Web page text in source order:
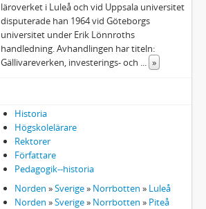
läroverket i Luleå och vid Uppsala universitet
disputerade han 1964 vid Göteborgs
universitet under Erik Lönnroths
handledning. Avhandlingen har titeln:
Gällivareverken, investerings- och ... »
Historia
Högskolelärare
Rektorer
Författare
Pedagogik--historia
Norden »Sverige» Norrbotten » Luleå
Norden »Sverige» Norrbotten » Piteå